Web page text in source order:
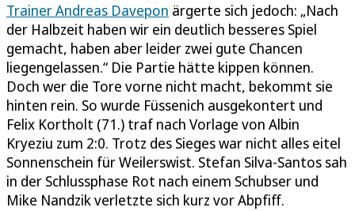
Trainer Andreas Davepon ärgerte sich jedoch: „Nach
der Halbzeit haben wir ein deutlich besseres Spiel
gemacht, haben aber leider zwei gute Chancen
liegengelassen.“ Die Partie hätte kippen können.
Doch wer die Tore vorne nicht macht, bekommt sie
hinten rein. So wurde Füssenich ausgekontert und
Felix Kortholt (71.) traf nach Vorlage von Albin
Kryeziu zum 2:0. Trotz des Sieges war nicht alles eitel
Sonnenschein für Weilerswist. Stefan Silva-Santos sah
in der Schlussphase Rot nach einem Schubser und
Mike Nandzik verletzte sich kurz vor Abpfiff.